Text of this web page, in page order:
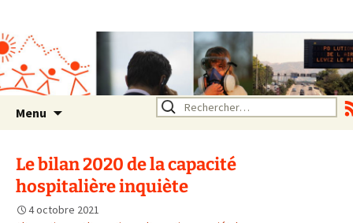
Rhône Alpes
Un environnement sain pour
la santé de tous
Menu Rechercher :
Le bilan 2020 de la capacité
hospitalière inquiète
4 octobre 2021